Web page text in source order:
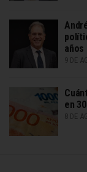
años
9 DE
en
8 DE